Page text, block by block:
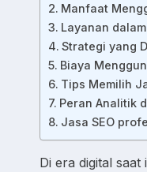
Manfaat
Layanan
Strategi yang
Biaya
Tips Memilih
Peran Analitik
Jasa SEO
Di era digital